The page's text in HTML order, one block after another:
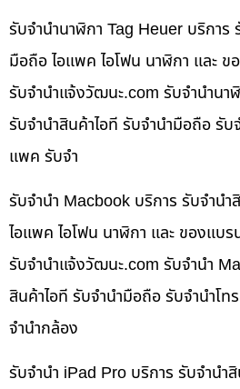
รับจำนำนาฬิกา Tag Heuer บริการ
มือถือ ไอแพค ไอโฟน นาฬิกา และ
รับจํานําแจ้งวัฒนะ.com รับจำนำนา
รับจำนำสินค้าไอที รับจำนำมือถือ รับ
แพค รับจำ
รับจำนำ Macbook บริการ รับจำน
ไอแพค ไอโฟน นาฬิกา และ ของแบ
รับจํานําแจ้งวัฒนะ.com รับจำนำ
สินค้าไอที รับจำนำมือถือ รับจำนำโ
จำนำกล้อง
รับจำนำ iPad Pro บริการ รับจำนำ